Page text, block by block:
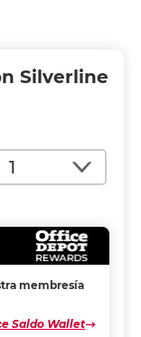
Silverline
Cantidad
membresía
Saldo Wallet